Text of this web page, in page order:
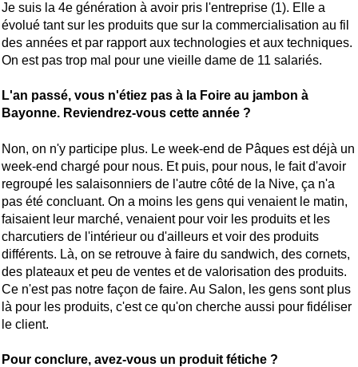
Je suis la 4e génération à avoir pris l'entreprise (1). Elle a
évolué tant sur les produits que sur la commercialisation au fil
des années et par rapport aux technologies et aux techniques.
On est pas trop mal pour une vieille dame de 11 salariés.
L'an passé, vous n'étiez pas à la Foire au jambon à
Bayonne. Reviendrez-vous cette année ?
Non, on n'y participe plus. Le week-end de Pâques est déjà un
week-end chargé pour nous. Et puis, pour nous, le fait d'avoir
regroupé les salaisonniers de l'autre côté de la Nive, ça n'a
pas été concluant. On a moins les gens qui venaient le matin,
faisaient leur marché, venaient pour voir les produits et les
charcutiers de l'intérieur ou d'ailleurs et voir des produits
différents. Là, on se retrouve à faire du sandwich, des cornets,
des plateaux et peu de ventes et de valorisation des produits.
Ce n'est pas notre façon de faire. Au Salon, les gens sont plus
là pour les produits, c'est ce qu'on cherche aussi pour fidéliser
le client.
Pour conclure, avez-vous un produit fétiche ?